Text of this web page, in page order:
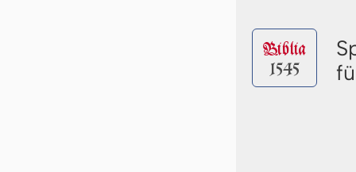
Biblia
1545